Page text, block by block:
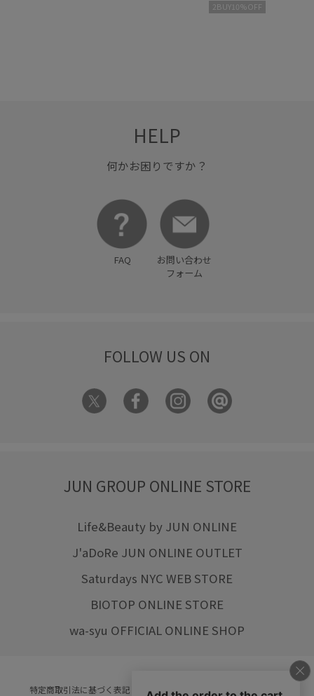
2BUY10%OFF
HELP
何かお困りですか？
FAQ
お問い合わせ
フォーム
FOLLOW US ON
JUN GROUP ONLINE STORE
Life&Beauty by JUN ONLINE
J'aDoRe JUN ONLINE OUTLET
Saturdays NYC WEB STORE
BIOTOP ONLINE STORE
wa-syu OFFICIAL ONLINE SHOP
特定商取引法に基づく表記 プライバシーポリシー 会社概要